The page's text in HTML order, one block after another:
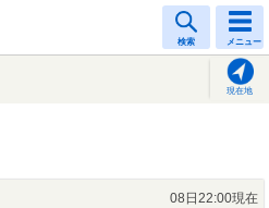
検索 メニュー
現在地
08日22:00現在